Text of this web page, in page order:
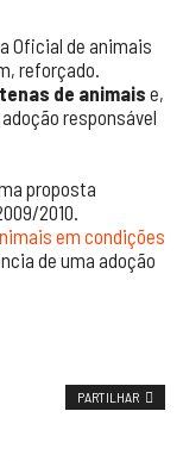
Oficial de animais
reforçado.
de animais e,
responsável
proposta
2010.
em condições
de uma adoção
PARTILHAR